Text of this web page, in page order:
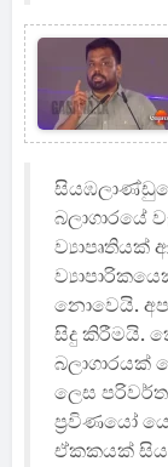
බලාගාරයේ
ව්‍යාපෘතියක්
නොවෙයි.
සිදු කිරීමයි.
බලාගාරයක්
ලෙස
ප්‍රවිණයෝ
ඒකකයක්